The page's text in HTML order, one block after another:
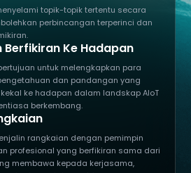
topik-topik tertentu secara
perbincangan terperinci dan
Berfikiran Ke Hadapan
untuk melengkapkan para
dan pandangan yang
ke hadapan dalam landskap AIoT
berkembang.​
rangkaian dengan pemimpin
profesional yang berfikiran sama dari
membawa kepada kerjasama,